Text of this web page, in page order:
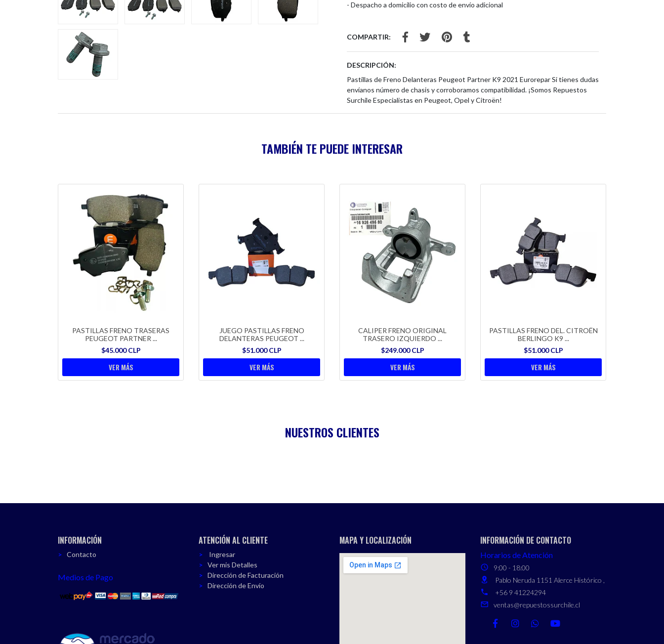
- Despacho a domicilio con costo de envío adicional
COMPARTIR:
DESCRIPCIÓN:
Pastillas de Freno Delanteras Peugeot Partner K9 2021 Eurorepar Si tienes dudas
envíanos número de chasis y corroboramos compatibilidad. ¡Somos Repuestos
Surchile Especialistas en Peugeot, Opel y Citroën!
TAMBIÉN TE PUEDE INTERESAR
PASTILLAS FRENO TRASERAS
PEUGEOT PARTNER ...
$45.000 CLP
VER MÁS
JUEGO PASTILLAS FRENO
DELANTERAS PEUGEOT ...
$51.000 CLP
VER MÁS
CALIPER FRENO ORIGINAL
TRASERO IZQUIERDO ...
$249.000 CLP
VER MÁS
PASTILLAS FRENO DEL. CITROËN
BERLINGO K9 ...
$51.000 CLP
VER MÁS
NUESTROS CLIENTES
INFORMACIÓN
Contacto
Medios de Pago
ATENCIÓN AL CLIENTE
Ingresar
Ver mis Detalles
Dirección de Facturación
Dirección de Envío
MAPA Y LOCALIZACIÓN INFORMACIÓN DE CONTACTO
Horarios de Atención
9:00 - 18:00
Pablo Neruda 1151 Alerce Histórico ,
+56 9 41224294
ventas@repuestossurchile.cl